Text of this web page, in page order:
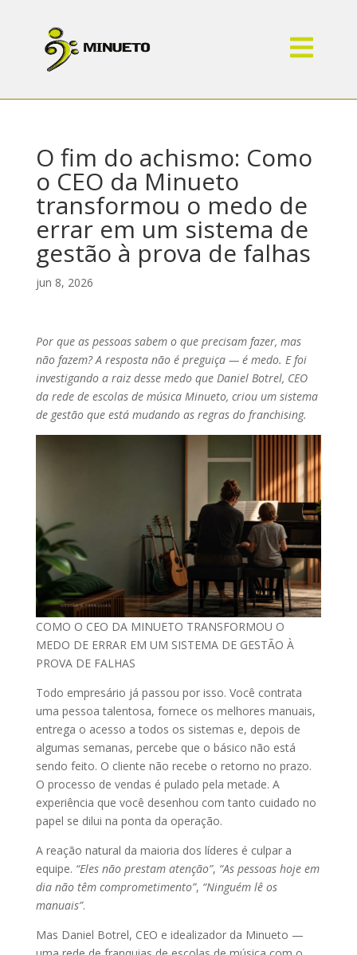
O fim do achismo: Como
o CEO da Minueto
transformou o medo de
errar em um sistema de
gestão à prova de falhas
jun 8, 2026
Por que as pessoas sabem o que precisam fazer, mas
não fazem? A resposta não é preguiça — é medo. E foi
investigando a raiz desse medo que Daniel Botrel, CEO
da rede de escolas de música Minueto, criou um sistema
de gestão que está mudando as regras do franchising.
COMO O CEO DA MINUETO TRANSFORMOU O
MEDO DE ERRAR EM UM SISTEMA DE GESTÃO À
PROVA DE FALHAS
Todo empresário já passou por isso. Você contrata
uma pessoa talentosa, fornece os melhores manuais,
entrega o acesso a todos os sistemas e, depois de
algumas semanas, percebe que o básico não está
sendo feito. O cliente não recebe o retorno no prazo.
O processo de vendas é pulado pela metade. A
experiência que você desenhou com tanto cuidado no
papel se dilui na ponta da operação.
A reação natural da maioria dos líderes é culpar a
equipe. “Eles não prestam atenção”, “As pessoas hoje em
dia não têm comprometimento”, “Ninguém lê os
manuais”.
Mas Daniel Botrel, CEO e idealizador da Minueto —